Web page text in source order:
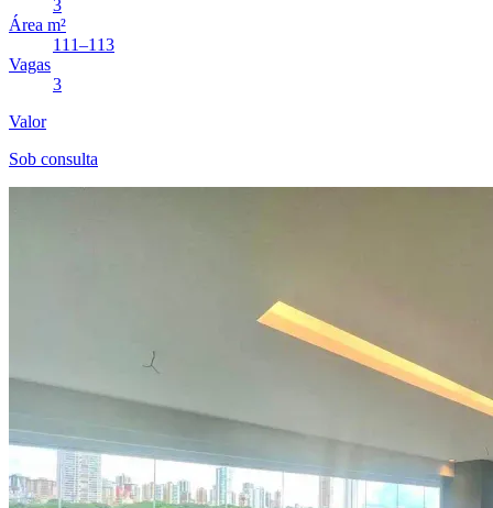
3
Área m²
111–113
Vagas
3
Valor
Sob consulta